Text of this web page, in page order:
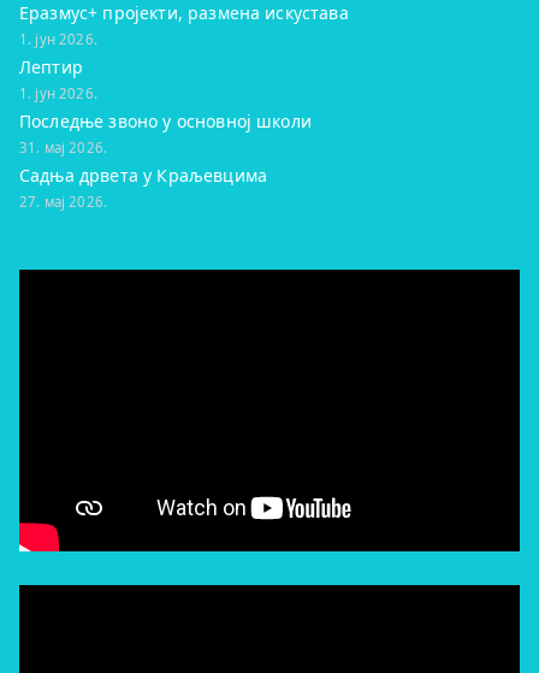
Еразмус+ пројекти, размена искустава
1. јун 2026.
Лептир
1. јун 2026.
Последње звоно у основној школи
31. мај 2026.
Садња дрвета у Краљевцима
27. мај 2026.